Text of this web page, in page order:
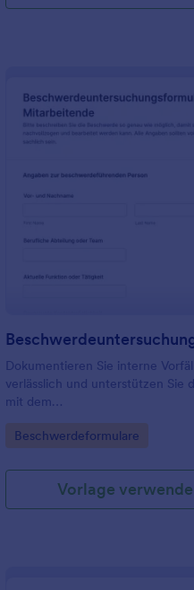
:
Dokumentieren Sie interne
verlässlich und unterstützen Sie
mit dem
Mitarbeitende von Jotform für
Formularantworten.
Go to Category:
Beschwerdeformulare
Vorlage